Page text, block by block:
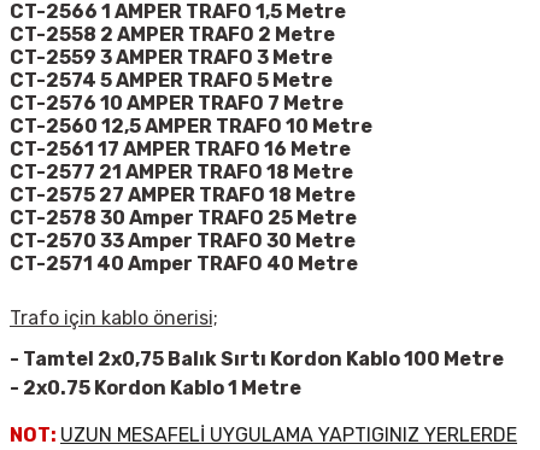
CT-2566 1 AMPER TRAFO 1,5 Metre
CT-2558 2 AMPER TRAFO 2 Metre
CT-2559 3 AMPER TRAFO 3 Metre
CT-2574 5 AMPER TRAFO 5 Metre
CT-2576 10 AMPER TRAFO 7 Metre
CT-2560 12,5 AMPER TRAFO 10 Metre
CT-2561 17 AMPER TRAFO 16 Metre
CT-2577 21 AMPER TRAFO 18 Metre
CT-2575 27 AMPER TRAFO 18 Metre
CT-2578 30 Amper TRAFO 25 Metre
CT-2570 33 Amper TRAFO 30 Metre
CT-2571 40 Amper TRAFO 40 Metre
Trafo için kablo önerisi;
- Tamtel 2x0,75 Balık Sırtı Kordon Kablo 100 Metre
- 2x0.75 Kordon Kablo 1 Metre
NOT: UZUN MESAFELİ UYGULAMA YAPTIGINIZ YERLERDE